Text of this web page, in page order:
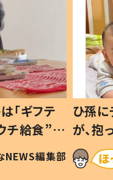
「ギフテ
チ給食”を
令和の親
NEWS編集部
ひ孫
が、
「涙が
い」